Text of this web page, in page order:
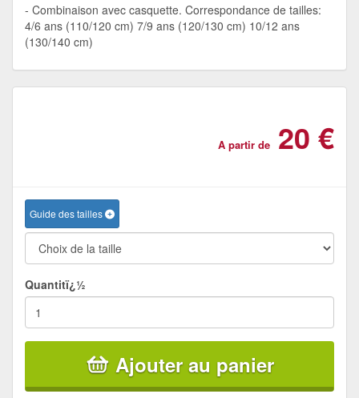
Combinaison avec casquette. Correspondance de tailles:
4/6 ans (110/120 cm) 7/9 ans (120/130 cm) 10/12 ans
(130/140 cm)
A partir de 20 €
Guide des tailles
Quantitï¿½
Ajouter au panier